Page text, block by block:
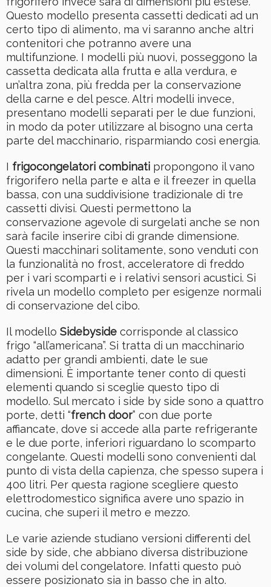
Questo modello presenta cassetti dedicati ad un
certo tipo di alimento, ma vi saranno anche altri
contenitori che potranno avere una
multifunzione. I modelli più nuovi, posseggono la
cassetta dedicata alla frutta e alla verdura, e
un’altra zona, più fredda per la conservazione
della carne e del pesce. Altri modelli invece,
presentano modelli separati per le due funzioni,
in modo da poter utilizzare al bisogno una certa
parte del macchinario, risparmiando così energia.
I frigocongelatori combinati propongono il vano
frigorifero nella parte e alta e il freezer in quella
bassa, con una suddivisione tradizionale di tre
cassetti divisi. Questi permettono la
conservazione agevole di surgelati anche se non
sarà facile inserire cibi di grande dimensione.
Questi macchinari solitamente, sono venduti con
la funzionalità no frost, acceleratore di freddo
per i vari scomparti e i relativi sensori acustici. Si
rivela un modello completo per esigenze normali
di conservazione del cibo.
Il modello Sidebyside corrisponde al classico
frigo “all’americana”. Si tratta di un macchinario
adatto per grandi ambienti, date le sue
dimensioni. È importante tener conto di questi
elementi quando si sceglie questo tipo di
modello. Sul mercato i side by side sono a quattro
porte, detti “french door” con due porte
affiancate, dove si accede alla parte refrigerante
e le due porte, inferiori riguardano lo scomparto
congelante. Questi modelli sono convenienti dal
punto di vista della capienza, che spesso supera i
400 litri. Per questa ragione scegliere questo
elettrodomestico significa avere uno spazio in
cucina, che superi il metro e mezzo.
Le varie aziende studiano versioni differenti del
side by side, che abbiano diversa distribuzione
dei volumi del congelatore. Infatti questo può
essere posizionato sia in basso che in alto.